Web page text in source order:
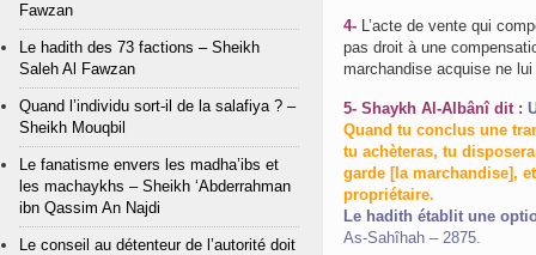
4- L’acte de vente qui
pas droit à une
marchandise acquise ne
5- Shaykh Al-Albânî dit :
Quand tu conclus une
tu achèteras, tu
garde [la marchandise],
propriétaire.
Le hadith établit une
As-Sahîhah – 2875.
Fawzan
Le hadith des 73 factions – Sheikh
Saleh Al Fawzan
Quand l’individu sort-il de la salafiya ? –
Sheikh Mouqbil
Le fanatisme envers les madha’ibs et
les machaykhs – Sheikh ‘Abderrahman
ibn Qassim An Najdi
Le conseil au détenteur de l’autorité doit